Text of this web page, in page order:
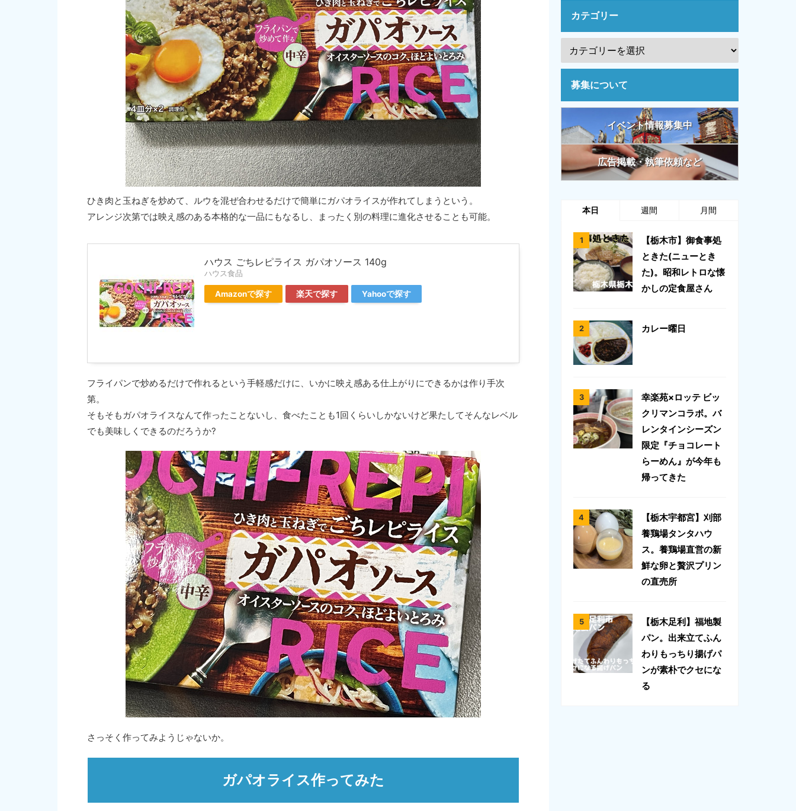
ひき肉と玉ねぎを炒めて、ルウを混ぜ合わせるだけで簡単にガパオライスが作れてしまうという。
アレンジ次第では映え感のある本格的な一品にもなるし、まったく別の料理に進化させることも可能。
ハウス ごちレピライス ガパオソース 140g
ハウス食品
Amazonで探す 楽天で探す Yahooで探す
フライパンで炒めるだけで作れるという手軽感だけに、いかに映え感ある仕上がりにできるかは作り手次
第。
そもそもガパオライスなんて作ったことないし、食べたことも1回くらいしかないけど果たしてそんなレベル
でも美味しくできるのだろうか?
さっそく作ってみようじゃないか。
ガパオライス作ってみた
カテゴリー
募集について
イベント情報募集中
広告掲載・執筆依頼など
本日 週間 月間
【栃木市】御食事処
ときた(ニューとき
た)。昭和レトロな懐
かしの定食屋さん
カレー曜日
幸楽苑×ロッテ ビッ
クリマンコラボ。バ
レンタインシーズン
限定『チョコレート
らーめん』が今年も
帰ってきた
【栃木宇都宮】刈部
養鶏場タンタハウ
ス。養鶏場直営の新
鮮な卵と贅沢プリン
の直売所
【栃木足利】福地製
パン。出来立てふん
わりもっちり揚げパ
ンが素朴でクセにな
る